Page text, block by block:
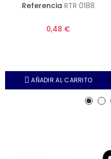
Referencia RTR 0188
0,48 €
AÑADIR AL CARRITO